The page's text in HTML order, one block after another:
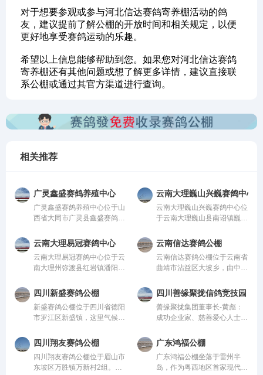
对于想要参观或参与河北信达赛鸽寄养棚活动的鸽
友，建议提前了解公棚的开放时间和相关规定，以便
更好地享受赛鸽运动的乐趣。
希望以上信息能够帮助到您。如果您对河北信达赛鸽
寄养棚还有其他问题或想了解更多详情，建议直接联
系公棚或通过其官方渠道进行查询。
相关推荐
广灵鑫盛赛鸽养殖中心
广灵鑫盛赛鸽养殖中心位于山
西省大同市广灵县鑫盛赛鸽养
管。该公棚以国际、国内先
进、科学合理的设计方案进行
建设，采用一体化钢架结构，
公棚长200米，宽28米，高15
从配件设施到饲养团队，均达
到业内领先水平，为广大鸽友
创造一个心神向往的赛鸽净
地。
云南大理巍山兴巍赛鸽中心
云南大理巍山兴巍赛鸽中心位
于云南大理巍山县南诏镇巍山
鸽协会监管。该公棚以国际、
国内先进、科学合理的设计方
案进行建设，采用一体化钢架
结构，公棚长200米，宽28
羽赛鸽。从配件设施到饲养团
队，均达到业内领先水平，为
广大鸽友创造一个心神向往的
赛鸽净地。
云南大理易冠赛鸽中心
云南大理易冠赛鸽中心位于云
南大理州弥渡县红岩镇潘阳
公棚以国际、国内先进、科学
合理的设计方案进行建设，采
用一体化钢架结构，公棚长
200米，宽28米，高15米，可
设施到饲养团队，均达到业内
领先水平，为广大鸽友创造一
个心神向往的赛鸽净地。
云南信达赛鸽公棚
云南信达赛鸽公棚位于云南省
曲靖市沾益区大坡乡，由中国
际、国内先进、科学合理的设
计方案进行建设，采用一体化
钢架结构，公棚长200米，宽
28米，高15米，可容纳
到饲养团队，均达到业内领先
水平，为广大鸽友创造一个心
神向往的赛鸽净地。
四川新盛赛鸽公棚
新盛赛鸽公棚位于四川省德阳
市罗江区新盛镇，这里气候温
赛环境，是专为广大鸽友打造
的专业赛鸽竞技平台。公棚总
占地面积70余亩，主棚长218
米、宽28米，可容纳赛鸽2.5
四川善缘聚拢信鸽竞技园
善缘聚拢集团董事长-黄彪：
成功企业家、慈善爱心人士、
贫攻坚先进个人”。旗下拥有
新材料能源、 医疗健康、养
生酒业、信鸽竞技为核心板块
的多元化控股企业。始终坚
四川翔友赛鸽公棚
四川翔友赛鸽公棚位于眉山市
东坡区万胜镇万新村2组。气
广东鸿福公棚
广东鸿福公棚坐落于雷州半
岛，作为粤西地区首家现代化